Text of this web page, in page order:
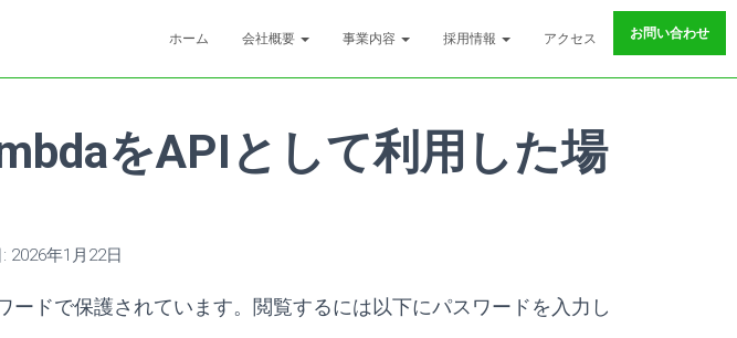
ホーム 会社概要 事業内容 採用情報 アクセス お問い合わせ
をAPIとして利用した場
2026年1月22日
ードで保護されています。閲覧するには以下にパスワードを入力し